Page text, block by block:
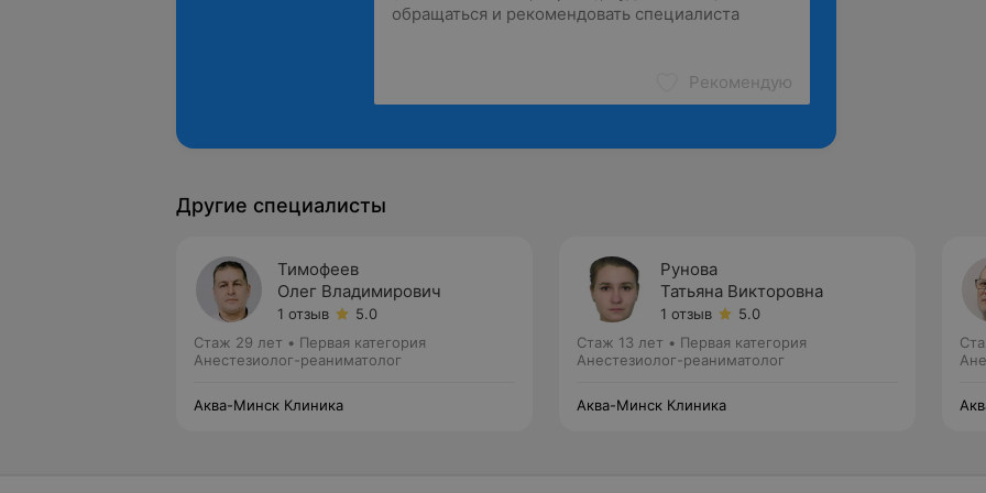
Рекомендую
Другие специалисты
Тимофеев
Олег Владимирович
1 отзыв
5.0
Стаж 29 лет • Первая категория
Анестезиолог-реаниматолог
Аква-Минск Клиника
Рунова
Татьяна Викторовна
1 отзыв
5.0
Стаж 13 лет • Первая категория
Анестезиолог-реаниматолог
Аква-Минск Клиника